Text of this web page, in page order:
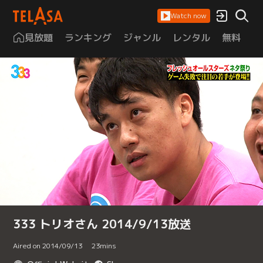
Watch now
見放題 ランキング ジャンル レンタル 無料
333 トリオさん 2014/9/13放送
Aired on 2014/09/13 23mins